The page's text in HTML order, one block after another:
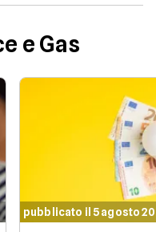
e Gas
pubblicato il 5 agosto